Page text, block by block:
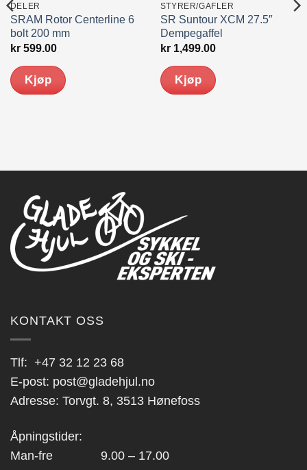
DELER
SRAM Rotor Centerline 6
bolt 200 mm
kr599.00
Kjøp
STYRER/GAFLER
SR Suntour XCM 27.5″
Dempegaffel
kr1,499.00
Kjøp
KONTAKT OSS
Tlf: +47 32 12 23 68
E-post: post@gladehjul.no
Adresse: Torvgt. 8, 3513 Hønefoss
Åpningstider:
Man-fre 9.00 – 17.00